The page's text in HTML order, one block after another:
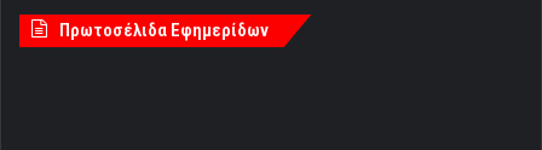
Πρωτοσέλιδα Εφημερίδων